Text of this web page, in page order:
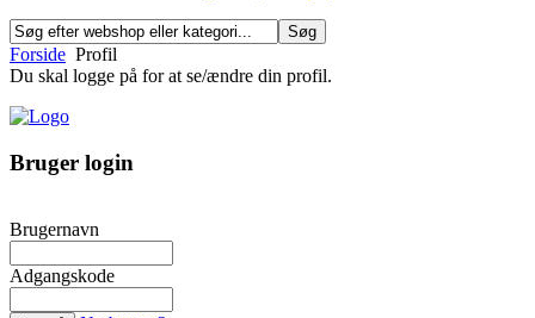
Forside Profil
Du skal logge på for at se/ændre din profil.
Bruger login
Brugernavn
Adgangskode